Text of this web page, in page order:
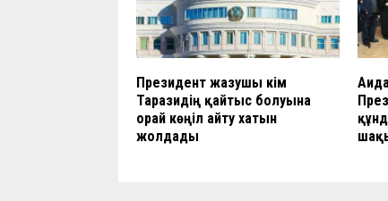
Президент жазушы Әкім
Таразидің қайтыс болуына
орай көңіл айту хатын
жолдады